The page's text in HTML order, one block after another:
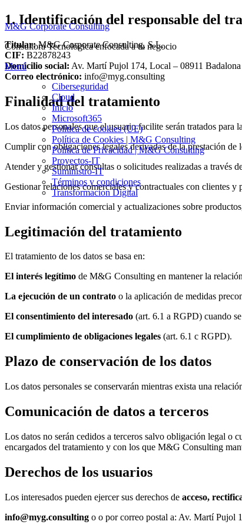
Saltar
al
M&G Corporate Consulting
Consultora Tecnologica enfocada a tu negocio
Menú
Ciberseguridad
Cloud
Inicio
Microsoft365
Política de cookies (UE)
Política de Cookies | M&G Consulting
Política de Privacidad | M&G Consulting
Proyectos-IT
Suministro-IT
Términos y condiciones
Transformacion Digital
1. Identificación del responsable del
Titular:M&G Corporate Consulting, S.L.
CIF: B22878243
Domicilio social: Av. Martí Pujol 174, Local – 08911 Badalona
Correo electrónico: info@myg.consulting
Finalidad del tratamiento
Los datos personales que el usuario facilite serán tratados para
Cumplir con obligaciones legales derivadas de la prestación de
Atender y gestionar consultas o solicitudes realizadas a través
Gestionar relaciones comerciales y contractuales con clientes y
Enviar información comercial y actualizaciones sobre
Legitimación del tratamiento
El tratamiento de los datos se basa en:
El interés legítimo de M&G Consulting en mantener la
La ejecución de un contrato o la aplicación de medidas
El consentimiento del interesado (art. 6.1 a RGPD) cuando
El cumplimiento de obligaciones legales (art. 6.1 c RGPD).
Plazo de conservación de los datos
Los datos personales se conservarán mientras exista una
Comunicación de datos a terceros
Los datos no serán cedidos a terceros salvo obligación legal o
encargados del tratamiento y con los que M&G Consulting
Derechos de los usuarios
Los interesados pueden ejercer sus derechos de acceso,
info@myg.consulting o o por correo postal a: Av. Martí Pujol